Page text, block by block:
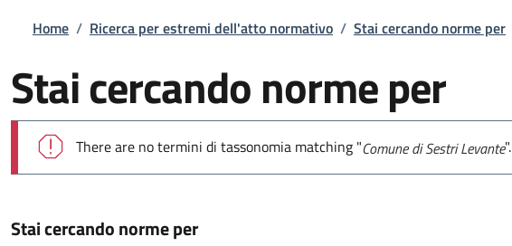
Briciole di pane
Home / Ricerca per estremi dell'atto normativo / Stai cercando norme per
Stai cercando norme per
Messaggio di errore
There are no termini di tassonomia matching "Comune di Sestri Levante".
Stai cercando norme per